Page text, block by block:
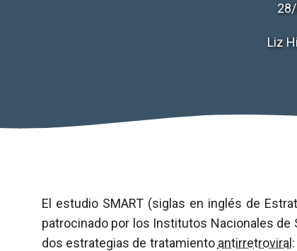
Liz
El estudio SMART (siglas en inglés de
patrocinado por los Institutos Nacionales de
dos estrategias de tratamiento antirretroviral